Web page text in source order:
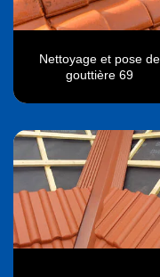
Nettoyage et pose de
gouttière 69